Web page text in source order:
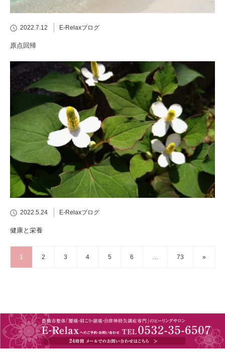
2022.7.12 E-Relaxブログ
原点回帰
2022.5.24 E-Relaxブログ
健康と栄養
1 2 3 4 5 6 73 »